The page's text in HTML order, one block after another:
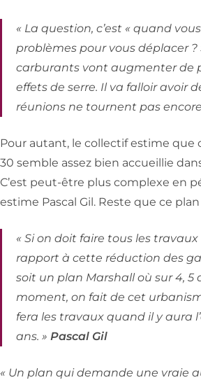
« La question, c’est « quand
problèmes pour vous déplacer
carburants vont augmenter de
effets de serre. Il va falloir avoir
réunions ne tournent pas
Pour autant, le collectif estime que
30 semble assez bien accueillie
C’est peut-être plus complexe en
estime Pascal Gil. Reste que ce
« Si on doit faire tous les
rapport à cette réduction des
soit un plan Marshall où sur 4,
moment, on fait de cet
fera les travaux quand il y aura
ans. » Pascal Gil
« Un plan qui demande une vraie